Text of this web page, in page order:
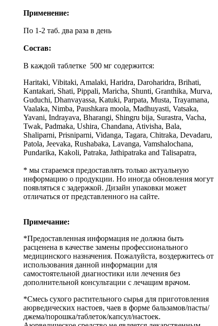
Применение:
По 1-2 таб. два раза в день
Состав:
В каждой таблетке 500 мг содержится:
Haritaki, Vibitaki, Amalaki, Haridra, Daroharidra, Brihati,
Kantakari, Shati, Pippali, Maricha, Shunti, Granthika, Murva,
Guduchi, Dhanvayassa, Katuki, Parpata, Musta, Trayamana,
Vaalaka, Nimba, Paushkara moola, Madhuyasti, Vatsaka,
Yavani, Indrayava, Bharangi, Shingru bija, Surastra, Vacha,
Twak, Padmaka, Ushira, Chandana, Ativisha, Bala,
Shaliparni, Prisniparni, Vidanga, Tagara, Chitraka, Devadaru,
Patola, Jeevaka, Rushabaka, Lavanga, Vamshalochana,
Pundarika, Kakoli, Patraka, Jathipatraka and Talisapatra,
* мы стараемся предоставлять только актуальную
информацию о продукции. Но иногда обновления могут
появляться с задержкой. Дизайн упаковки может
отличаться от представленного на сайте.
Примечание:
*Предоставленная информация не должна быть
расценена в качестве замены профессионального
медицинского назначения. Пожалуйста, воздержитесь от
использования данной информации для
самостоятельной диагностики или лечения без
дополнительной консультации с лечащим врачом.
*Смесь сухого растительного сырья для приготовления
аюрведических настоев, чаев в форме бальзамов/пасты/
джема/порошка/таблеток/капсул/настоек.